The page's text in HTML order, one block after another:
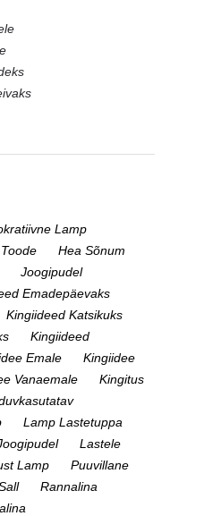
Lamp
Hea Sõnum
Joogipudel
Emadepäevaks
Kingiideed Katsikuks
Kingiideed
Emale
Kingiidee
Vanaemale
Kingitus
Lamp Lastetuppa
Lastele
Lamp
Puuvillane
Rannalina